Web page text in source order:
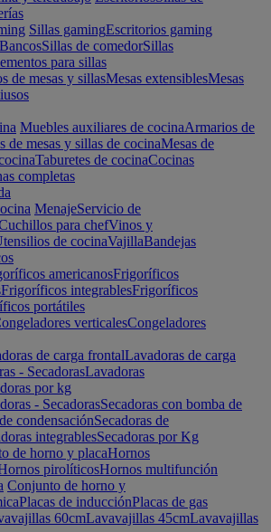
Sillas gamingEscritorios gaming
BancosSillas de comedorSillas
para sillas
de mesas y sillasMesas extensiblesMesas
Muebles auxiliares de cocinaArmarios de
de mesas y sillas de cocinaMesas de
Taburetes de cocinaCocinas
completas
MenajeServicio de
para chefVinos y
de cocinaVajillaBandejas
americanosFrigoríficos
Frigoríficos integrablesFrigoríficos
portátiles
verticalesCongeladores
de carga frontalLavadoras de carga
- SecadorasLavadoras
por kg
- SecadorasSecadoras con bomba de
condensaciónSecadoras de
integrablesSecadoras por Kg
de horno y placaHornos
pirolíticosHornos multifunción
Conjunto de horno y
Placas de inducciónPlacas de gas
60cmLavavajillas 45cmLavavajillas